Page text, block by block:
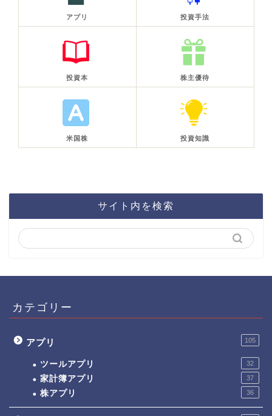
アプリ 投資手法
投資本 株主優待
米国株 投資知識
サイト内を検索
カテゴリー
アプリ 105
ツールアプリ 32
家計簿アプリ 37
株アプリ 36